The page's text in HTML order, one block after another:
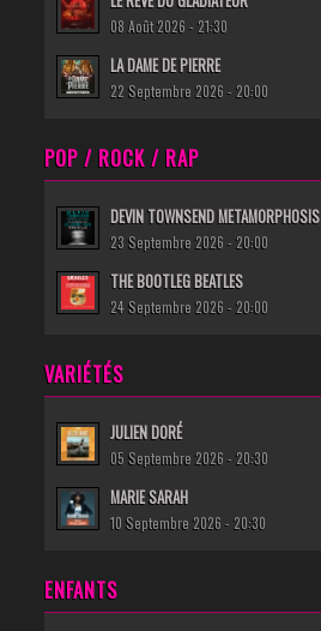
08 Août 2026 - 21:30
LA DAME DE PIERRE
22 Septembre 2026 - 20:00
POP / ROCK / RAP
DEVIN TOWNSEND METAMORPHOSIS
23 Septembre 2026 - 20:00
THE BOOTLEG BEATLES
24 Septembre 2026 - 20:00
VARIÉTÉS
JULIEN DORÉ
05 Septembre 2026 - 20:30
MARIE SARAH
10 Septembre 2026 - 20:30
ENFANTS